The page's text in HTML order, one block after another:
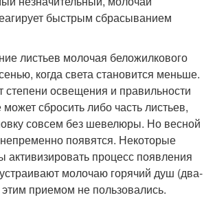
быстрым сбрасыванием
листьев молочая беложилкового
когда света становится меньше.
степени освещения и правильности
сбросить либо часть листьев,
совсем без шевелюры. Но весной
появятся. Некоторые
активизировать процесс появления
молочаю горячий душ (два-
приемом не пользовались.